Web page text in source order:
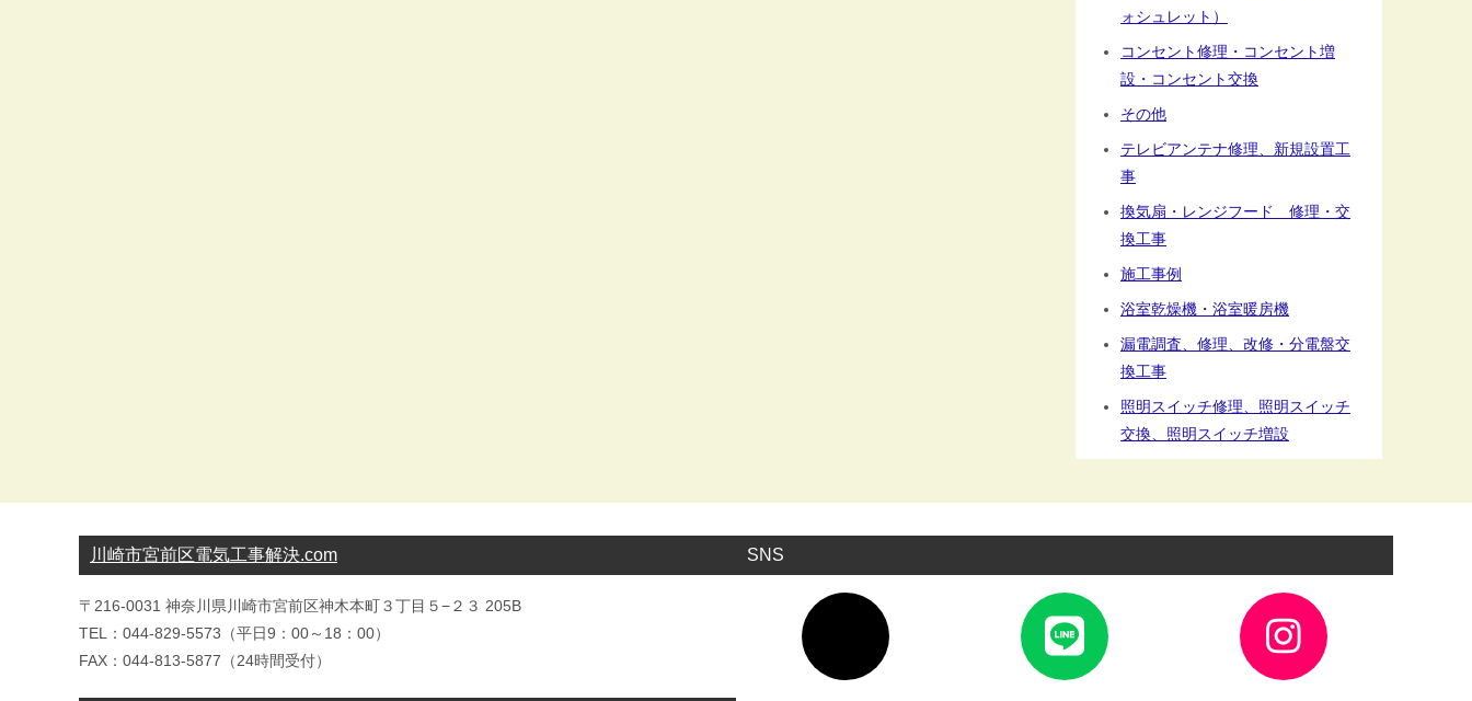
ォシュレット）
コンセント修理・コンセント増
設・コンセント交換
その他
テレビアンテナ修理、新規設置工
事
換気扇・レンジフード 修理・交
換工事
施工事例
浴室乾燥機・浴室暖房機
漏電調査、修理、改修・分電盤交
換工事
照明スイッチ修理、照明スイッチ
交換、照明スイッチ増設
川崎市宮前区電気工事解決.com
〒216-0031 神奈川県川崎市宮前区神木本町３丁目５−２３ 205B
TEL：044-829-5573（平日9：00～18：00）
FAX：044-813-5877（24時間受付）
SNS
イ
コ
ン
リ
イ
コ
ン
リ
イ
コ
ン
リ